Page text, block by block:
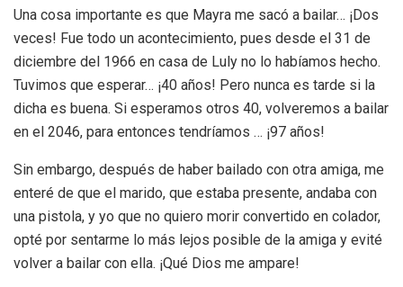
Una cosa importante es que Mayra me sacó a bailar… ¡Dos
veces! Fue todo un acontecimiento, pues desde el 31 de
diciembre del 1966 en casa de Luly no lo habíamos hecho.
Tuvimos que esperar… ¡40 años! Pero nunca es tarde si la
dicha es buena. Si esperamos otros 40, volveremos a bailar
en el 2046, para entonces tendríamos … ¡97 años!
Sin embargo, después de haber bailado con otra amiga, me
enteré de que el marido, que estaba presente, andaba con
una pistola, y yo que no quiero morir convertido en colador,
opté por sentarme lo más lejos posible de la amiga y evité
volver a bailar con ella. ¡Qué Dios me ampare!